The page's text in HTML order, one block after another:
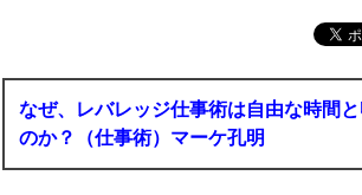
なぜ、レバレッジ仕事術は自由な時間
のか？（仕事術）マーケ孔明